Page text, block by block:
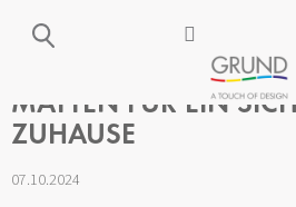
Inhalt
springen
MATTEN FÜR EIN
ZUHAUSE
07.10.2024